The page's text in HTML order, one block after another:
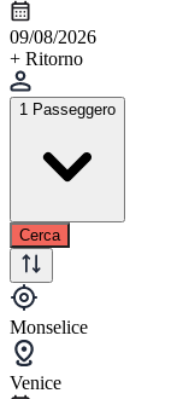
09/08/2026
+ Ritorno
1 Passeggero
Cerca
Monselice
Venice